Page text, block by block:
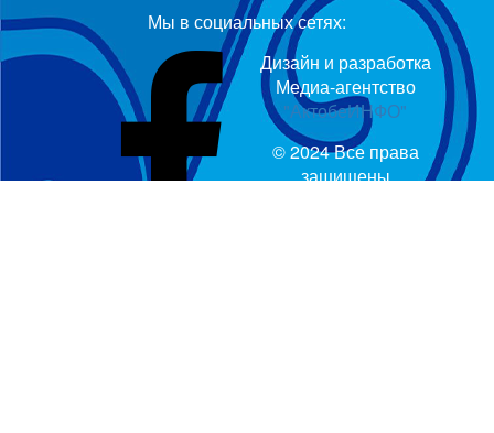
Мы в социальных сетях:
Дизайн и разработка
Медиа-агентство
"АктобеИНФО"
© 2024 Все права
защищены